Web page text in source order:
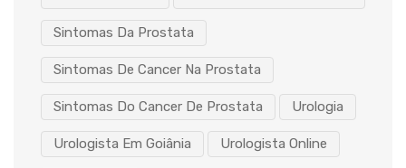
Sintomas Da Prostata
Sintomas De Cancer Na Prostata
Sintomas Do Cancer De Prostata Urologia
Urologista Em Goiânia Urologista Online